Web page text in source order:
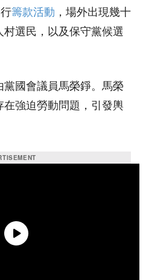
籌款活動 ，場外出現幾十
選民，以及保守黨候選
國會議員馬榮錚。馬榮
強迫勞動問題，引發輿